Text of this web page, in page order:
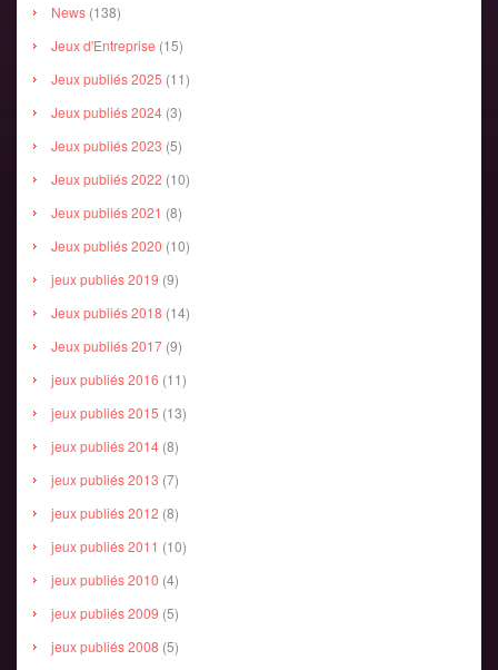
News (138)
Jeux d'Entreprise (15)
Jeux publiés 2025 (11)
Jeux publiés 2024 (3)
Jeux publiés 2023 (5)
Jeux publiés 2022 (10)
Jeux publiés 2021 (8)
Jeux publiés 2020 (10)
jeux publiés 2019 (9)
Jeux publiés 2018 (14)
Jeux publiés 2017 (9)
jeux publiés 2016 (11)
jeux publiés 2015 (13)
jeux publiés 2014 (8)
jeux publiés 2013 (7)
jeux publiés 2012 (8)
jeux publiés 2011 (10)
jeux publiés 2010 (4)
jeux publiés 2009 (5)
jeux publiés 2008 (5)